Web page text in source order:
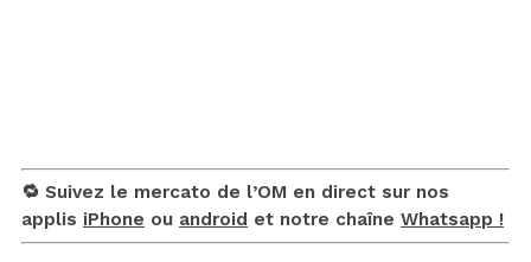
🔁 Suivez le mercato de l’OM en direct sur nos
applis iPhone ou android et notre chaîne Whatsapp !